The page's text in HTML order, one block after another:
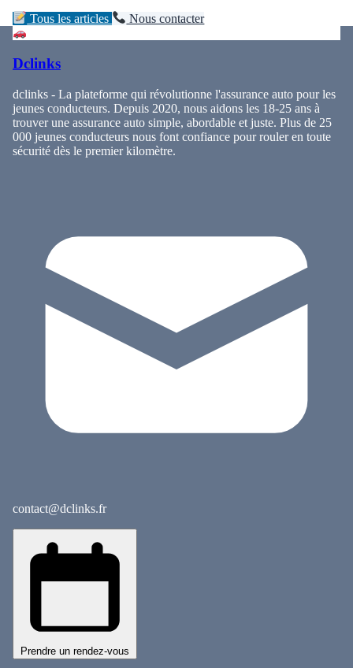
Tous les articles Nous contacter
Dclinks
dclinks - La plateforme qui révolutionne l'assurance auto pour les
jeunes conducteurs. Depuis 2020, nous aidons les 18-25 ans à
trouver une assurance auto simple, abordable et juste. Plus de 25
000 jeunes conducteurs nous font confiance pour rouler en toute
sécurité dès le premier kilomètre.
contact@dclinks.fr
Prendre un rendez-vous